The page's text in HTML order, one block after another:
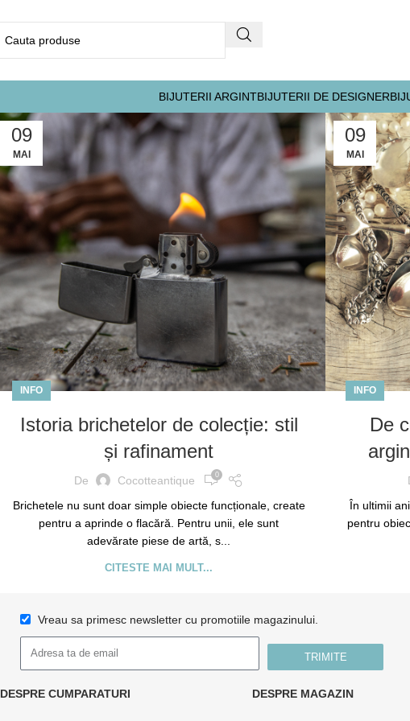
BIJUTERII ARGINTBIJUTERII DE DESIGNER
09
MAI
INFO
Istoria brichetelor de colecție: stil
și rafinament
De Cocotteantique 0
Brichetele nu sunt doar simple obiecte funcționale, create
pentru a aprinde o flacără. Pentru unii, ele sunt
adevărate piese de artă, s...
CITESTE MAI MULT...
09
MAI
INFO
De
În ultimii
pentru
Vreau sa primesc newsletter cu promotiile magazinului.
TRIMITE
DESPRE CUMPARATURI DESPRE MAGAZIN